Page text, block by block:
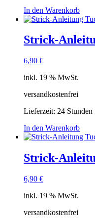
In den Warenkorb
Strick-
6,90 €
inkl. 19 % MwSt.
versandkostenfrei
Lieferzeit: 24 Stunden
In den Warenkorb
Strick-
6,90 €
inkl. 19 % MwSt.
versandkostenfrei